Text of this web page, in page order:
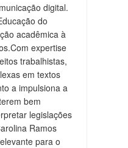
digital.
do
acadêmica à
expertise
trabalhistas,
em textos
a impulsiona a
bem
legislações
Ramos
para o